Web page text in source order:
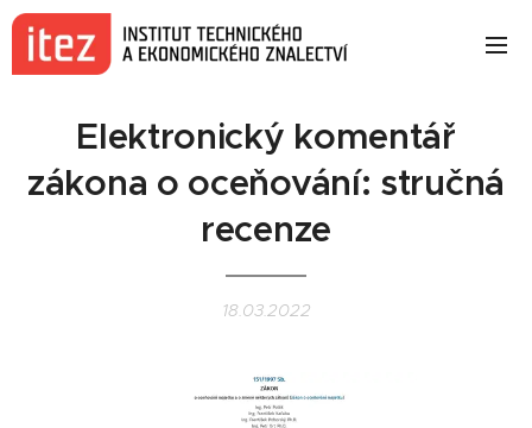
Elektronický komentář
zákona o oceňování: stručná
recenze
18.03.2022